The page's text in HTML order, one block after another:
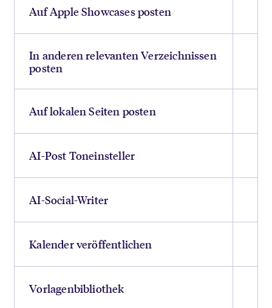
Auf Apple Showcases posten
In anderen relevanten Verzeichnissen
posten
Auf lokalen Seiten posten
AI-Post Toneinsteller
AI-Social-Writer
Kalender veröffentlichen
Vorlagenbibliothek